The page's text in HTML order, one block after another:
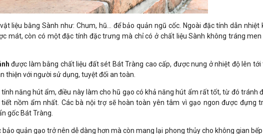
liệu bằng Sành như: Chum, hũ… để bảo quản ngũ cốc. Ngoài đặc tính dẫn nhiệt
mát, còn có một đặc tính đặc trưng mà chỉ có ở chất liệu Sành không tráng men
được làm bằng chất liệu đất sét Bát Tràng cao cấp, được nung ở nhiệt độ lên tới
thiện với người sử dụng, tuyệt đối an toàn.
năng hút ẩm, điều này làm cho hũ gạo có khả năng hút ẩm rất tốt, từ đó tránh
nồm ẩm nhất. Các bà nội trợ sẽ hoàn toàn yên tâm vì gạo ngon được đựng
gốc Bát Tràng.
bảo quản gạo trở nên dễ dàng hơn mà còn mang lại phong thủy cho không gian